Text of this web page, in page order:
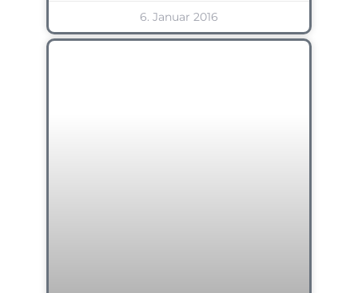
6. Januar 2016